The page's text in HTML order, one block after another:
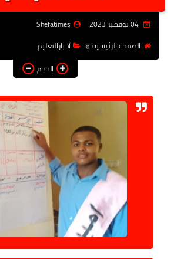
أخبار
خدمات
عاجل
اخبار فنيه
التعليم
الصحه
معلومه
04 نوفمبر 2023
Shefatimes
الصفحة الرئيسية
أخبارالتعليم
الحجم